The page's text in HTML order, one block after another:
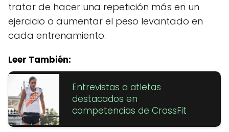
tratar de hacer una repetición más en un
ejercicio o aumentar el peso levantado en
cada entrenamiento.
Leer También:
Entrevistas a atletas
destacados en
competencias de CrossFit